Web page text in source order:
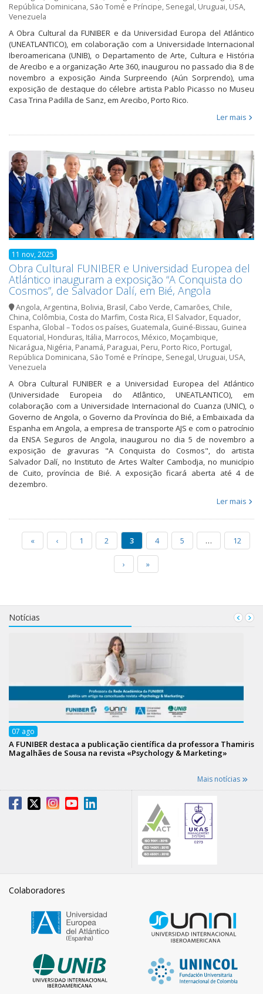
República Dominicana, São Tomé e Príncipe, Senegal, Uruguai, USA,
Venezuela
A Obra Cultural da FUNIBER e da Universidad Europa del Atlántico
(UNEATLANTICO), em colaboração com a Universidade Internacional
Iberoamericana (UNIB), o Departamento de Arte, Cultura e História
de Arecibo e a organização Arte 360, inaugurou no passado dia 8 de
novembro a exposição Ainda Surpreendo (Aún Sorprendo), uma
exposição de destaque do célebre artista Pablo Picasso no Museu
Casa Trina Padilla de Sanz, em Arecibo, Porto Rico.
Ler mais
11 nov, 2025
Obra Cultural FUNIBER e Universidad Europea del
Atlántico inauguram a exposição “A Conquista do
Cosmos”, de Salvador Dalí, em Bié, Angola
Angola,Argentina, Bolivia, Brasil, Cabo Verde, Camarões, Chile,
China, Colômbia, Costa do Marfim, Costa Rica, El Salvador, Equador,
Espanha, Global – Todos os países, Guatemala, Guiné-Bissau, Guinea
Equatorial, Honduras, Itália, Marrocos, México, Moçambique,
Nicarágua, Nigéria, Panamá, Paraguai, Peru, Porto Rico, Portugal,
República Dominicana, São Tomé e Príncipe, Senegal, Uruguai, USA,
Venezuela
A Obra Cultural FUNIBER e a Universidad Europea del Atlántico
(Universidade Europeia do Atlântico, UNEATLANTICO), em
colaboração com a Universidade Internacional do Cuanza (UNIC), o
Governo de Angola, o Governo da Província do Bié, a Embaixada da
Espanha em Angola, a empresa de transporte AJS e com o patrocínio
da ENSA Seguros de Angola, inaugurou no dia 5 de novembro a
exposição de gravuras "A Conquista do Cosmos", do artista
Salvador Dalí, no Instituto de Artes Walter Cambodja, no município
de Cuito, província de Bié. A exposição ficará aberta até 4 de
dezembro.
Ler mais
« ‹ 1 2 3 4 5 … 12
› »
Notícias
07 ago
A FUNIBER destaca a publicação científica da professora Thamiris
Magalhães de Sousa na revista «Psychology & Marketing»
Mais notícias
Colaboradores